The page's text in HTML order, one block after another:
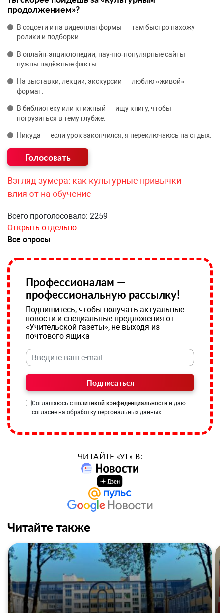
продолжением»?
В соцсети и на видеоплатформы — там быстро нахожу
ролики и подборки.
В онлайн‑энциклопедии, научно‑популярные сайты —
нужны надёжные факты.
На выставки, лекции, экскурсии — люблю «живой»
формат.
В библиотеку или книжный — ищу книгу, чтобы
погрузиться в тему глубже.
Никуда — если урок закончился, я переключаюсь на отдых.
Взгляд зумера: как культурные привычки
влияют на обучение
Всего проголосовало: 2259
Открыть отдельно
Все опросы
Профессионалам —
профессиональную рассылку!
Подпишитесь, чтобы получать актуальные
новости и специальные предложения от
«Учительской газеты», не выходя из
почтового ящика
Подписаться
Соглашаюсь с политикой конфиденциальности и даю
согласие на обработку персональных данных
ЧИТАЙТЕ «УГ» В:
Читайте также